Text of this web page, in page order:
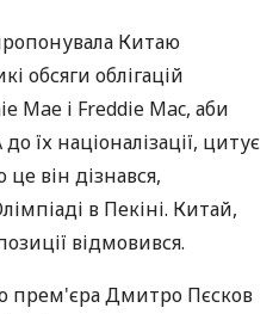
Китаю
обсяги облігацій
Mae і Freddie Mac, аби
їх націоналізації, цитує
він дізнався,
в Пекіні. Китай,
відмовився.
прем'єра Дмитро Пєсков